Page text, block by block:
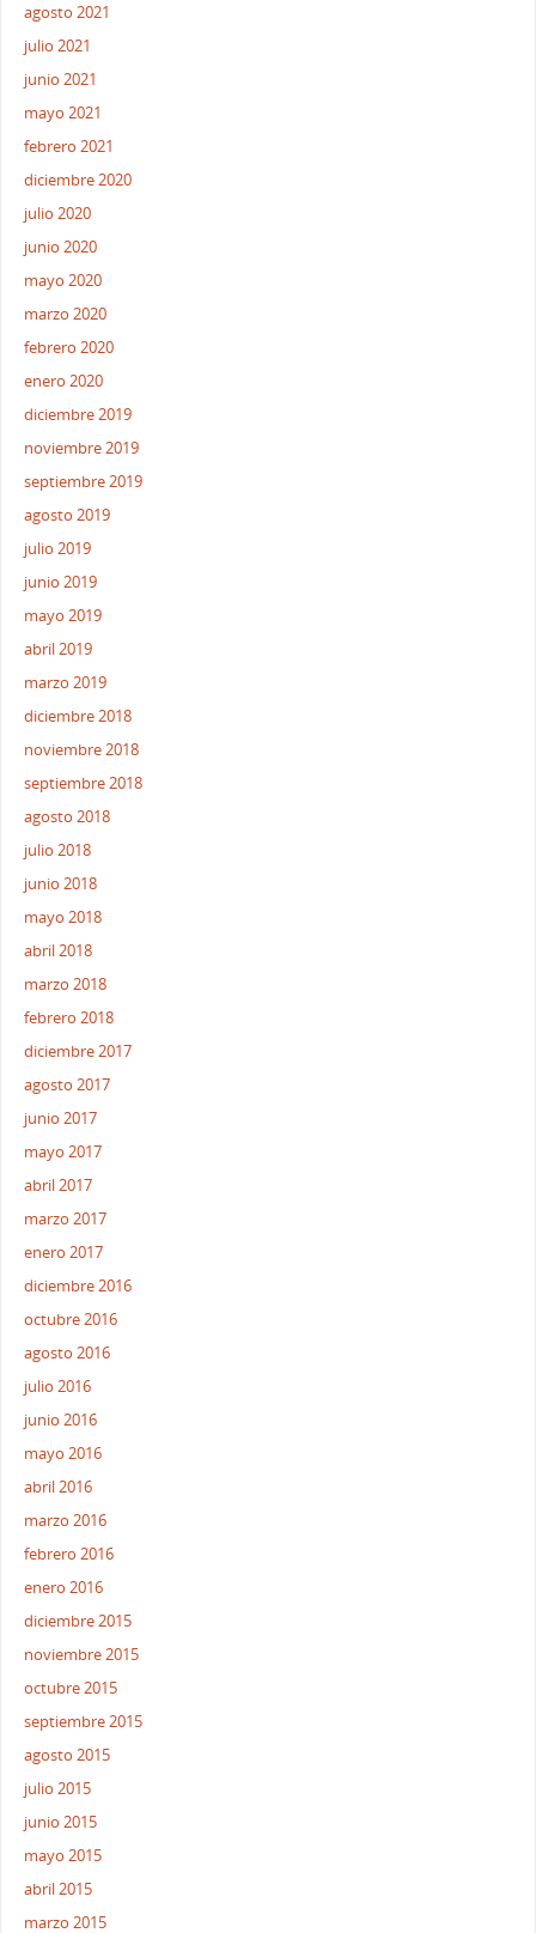
agosto 2021
julio 2021
junio 2021
mayo 2021
febrero 2021
diciembre 2020
julio 2020
junio 2020
mayo 2020
marzo 2020
febrero 2020
enero 2020
diciembre 2019
noviembre 2019
septiembre 2019
agosto 2019
julio 2019
junio 2019
mayo 2019
abril 2019
marzo 2019
diciembre 2018
noviembre 2018
septiembre 2018
agosto 2018
julio 2018
junio 2018
mayo 2018
abril 2018
marzo 2018
febrero 2018
diciembre 2017
agosto 2017
junio 2017
mayo 2017
abril 2017
marzo 2017
enero 2017
diciembre 2016
octubre 2016
agosto 2016
julio 2016
junio 2016
mayo 2016
abril 2016
marzo 2016
febrero 2016
enero 2016
diciembre 2015
noviembre 2015
octubre 2015
septiembre 2015
agosto 2015
julio 2015
junio 2015
mayo 2015
abril 2015
marzo 2015